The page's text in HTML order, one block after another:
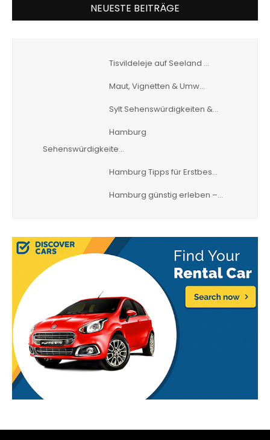
NEUESTE BEITRÄGE
Tisvildeleje auf Seeland …
Maut, Vignetten & Umw…
Sylt Sehenswürdigkeiten &…
Hamburg
Sehenswürdigkeite…
Hamburg Tipps für Erstbes…
Hamburg günstig erleben –…